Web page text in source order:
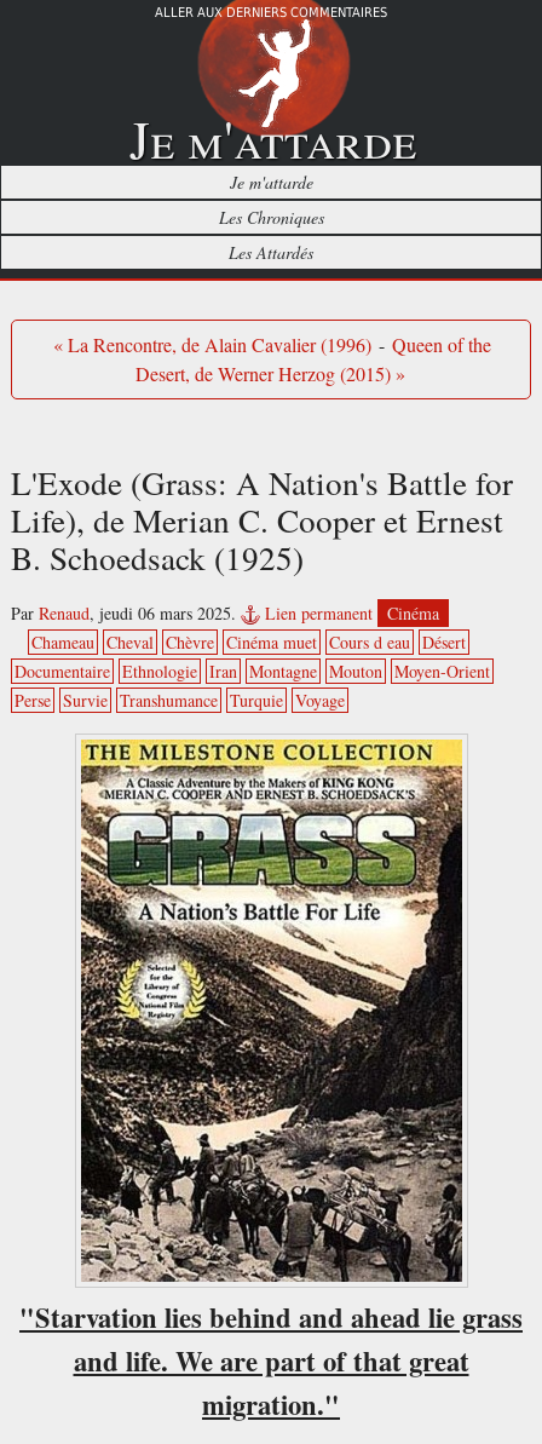
ALLER AUX DERNIERS COMMENTAIRES
Je m'attarde
Je m'attarde
Les Chroniques
Les Attardés
« La Rencontre, de Alain Cavalier (1996) - Queen of the
Desert, de Werner Herzog (2015) »
L'Exode (Grass: A Nation's Battle for
Life), de Merian C. Cooper et Ernest
B. Schoedsack (1925)
Par Renaud, jeudi 06 mars 2025. Lien permanent
Cinéma
Chameau Cheval Chèvre Cinéma muet Cours d eau Désert
Documentaire Ethnologie Iran Montagne Mouton Moyen-Orient
Perse Survie Transhumance Turquie Voyage
"Starvation lies behind and ahead lie grass
and life. We are part of that great
migration."